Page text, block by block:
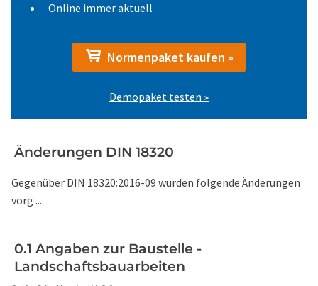
Online immer aktuell
Normenpaket kaufen »
Demopaket testen »
Änderungen DIN 18320
Gegenüber DIN 18320:2016-09 wurden folgende Änderungen
vorg ...
0.1 Angaben zur Baustelle -
Landschaftsbauarbeiten